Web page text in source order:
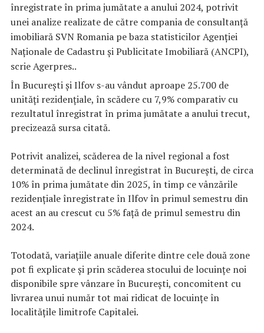
înregistrate în prima jumătate a anului 2024, potrivit
unei analize realizate de către compania de consultanţă
imobiliară SVN Romania pe baza statisticilor Agenţiei
Naţionale de Cadastru şi Publicitate Imobiliară (ANCPI),
scrie Agerpres..
În Bucureşti şi Ilfov s-au vândut aproape 25.700 de
unităţi rezidenţiale, în scădere cu 7,9% comparativ cu
rezultatul înregistrat în prima jumătate a anului trecut,
precizează sursa citată.
Potrivit analizei, scăderea de la nivel regional a fost
determinată de declinul înregistrat în Bucureşti, de circa
10% în prima jumătate din 2025, în timp ce vânzările
rezidenţiale înregistrate în Ilfov în primul semestru din
acest an au crescut cu 5% faţă de primul semestru din
2024.
Totodată, variaţiile anuale diferite dintre cele două zone
pot fi explicate şi prin scăderea stocului de locuinţe noi
disponibile spre vânzare în Bucureşti, concomitent cu
livrarea unui număr tot mai ridicat de locuinţe în
localităţile limitrofe Capitalei.